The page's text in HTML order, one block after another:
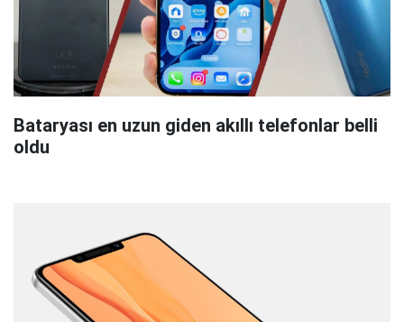
Bataryası en uzun giden akıllı telefonlar belli
oldu